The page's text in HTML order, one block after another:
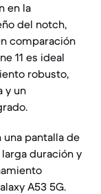
en la
del notch,
comparación
11 es ideal
robusto,
y un
una pantalla de
duración y
A53 5G.